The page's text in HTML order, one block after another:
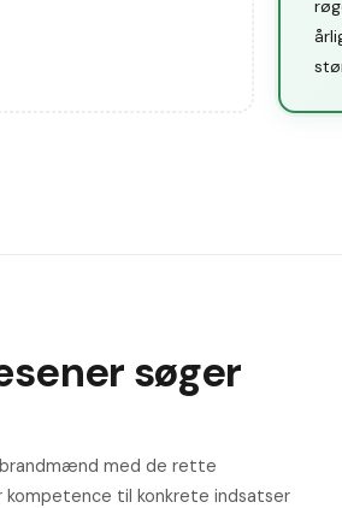
søger
med de rette
kompetence til konkrete indsatser